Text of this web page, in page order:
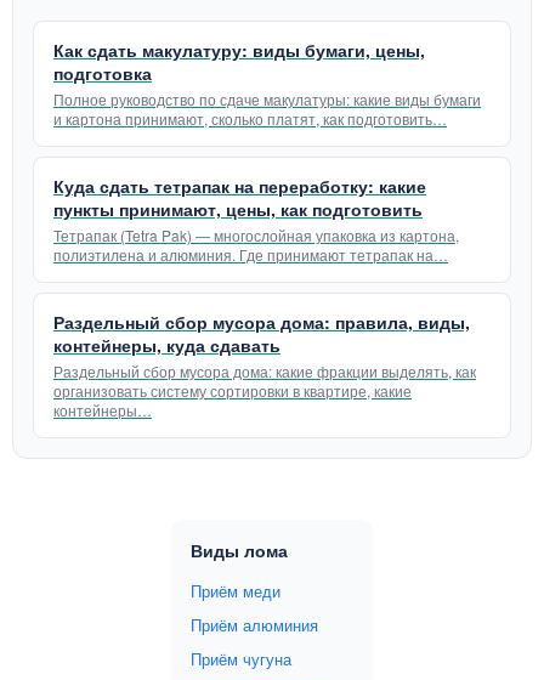
Как сдать макулатуру: виды бумаги, цены,
подготовка
Полное руководство по сдаче макулатуры: какие виды бумаги
и картона принимают, сколько платят, как подготовить…
Куда сдать тетрапак на переработку: какие
пункты принимают, цены, как подготовить
Тетрапак (Tetra Pak) — многослойная упаковка из картона,
полиэтилена и алюминия. Где принимают тетрапак на…
Раздельный сбор мусора дома: правила, виды,
контейнеры, куда сдавать
Раздельный сбор мусора дома: какие фракции выделять, как
организовать систему сортировки в квартире, какие
контейнеры…
Виды лома
Приём меди
Приём алюминия
Приём чугуна